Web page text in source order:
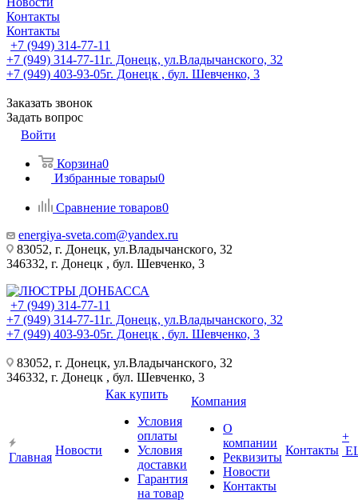
Контакты
Контакты
+7 (949) 314-77-11
+7 (949) 314-77-11г. Донецк, ул.Владычанского, 32
+7 (949) 403-93-05г. Донецк , бул. Шевченко, 3
Заказать звонок
Задать вопрос
Войти
Корзина0
Избранные товары0
Сравнение товаров0
energiya-sveta.com@yandex.ru
83052, г. Донецк, ул.Владычанского, 32
346332, г. Донецк , бул. Шевченко, 3
+7 (949) 314-77-11
+7 (949) 314-77-11г. Донецк, ул.Владычанского, 32
+7 (949) 403-93-05г. Донецк , бул. Шевченко, 3
83052, г. Донецк, ул.Владычанского, 32
346332, г. Донецк , бул. Шевченко, 3
Главная
Новости
Как купить
Условия
оплаты
Условия
доставки
Гарантия
на товар
Компания
О
компании
Реквизиты
Новости
Контакты
Контакты
+